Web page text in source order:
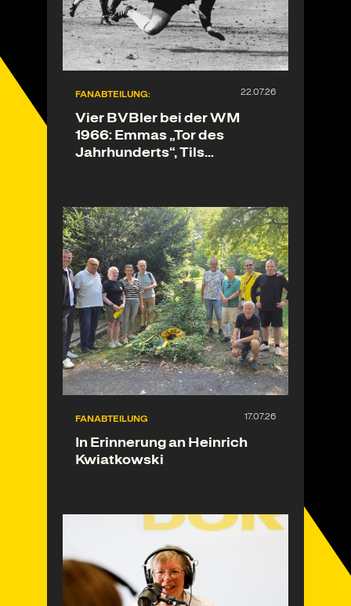
FANABTEILUNG:
Vier BVBler bei der WM
1966: Emmas „Tor des
Jahrhunderts“, Tils
FANABTEILUNG
In Erinnerung an Heinrich
Kwiatkowski